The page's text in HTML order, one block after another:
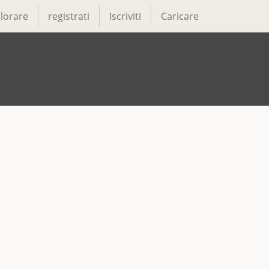
registrati Iscriviti Caricare